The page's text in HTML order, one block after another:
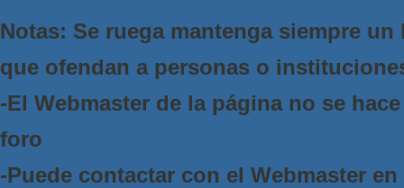
Notas: Se ruega mantenga siempre
que ofendan a personas o
-El Webmaster de la página no se
foro
-Puede contactar con el Webmaster